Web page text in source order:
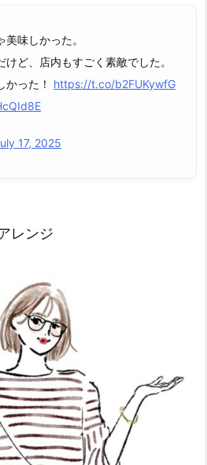
味しかった。
ど、店内もすごく素敵でした。
かった！ https://t.co/b2FUKywfG
17, 2025
レンジ